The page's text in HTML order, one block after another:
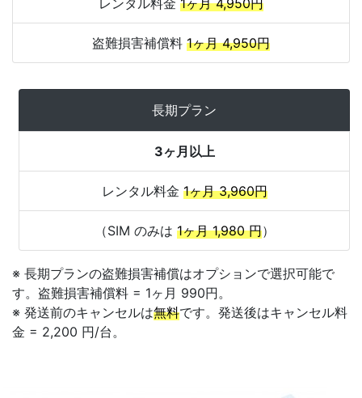
レンタル料金 1ヶ月 4,950円
盗難損害補償料 1ヶ月 4,950円
長期プラン
3ヶ月以上
レンタル料金 1ヶ月 3,960円
（SIM のみは 1ヶ月 1,980 円）
※ 長期プランの盗難損害補償はオプションで選択可能で
す。盗難損害補償料 = 1ヶ月 990円。
※ 発送前のキャンセルは無料です。発送後はキャンセル料
金 = 2,200 円/台。